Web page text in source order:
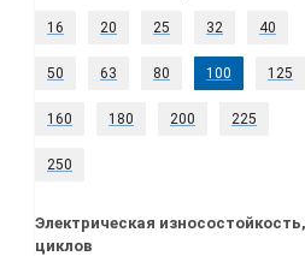
16 20 25 32 40
50 63 80 100 125
160 180 200 225
250
Электрическая износостойкость,
циклов